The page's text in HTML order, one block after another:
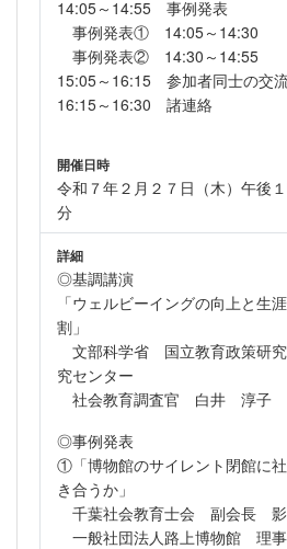
14:05～14:55 事例発表
事例発表① 14:05～14:30
事例発表② 14:30～14:55
15:05～16:15 参加者同士の交
16:15～16:30 諸連絡
開催日時
令和７年２月２７日（木）午後
分
詳細
◎基調講演
「ウェルビーイングの向上と生
割」
文部科学省 国立教育政策研
究センター
社会教育調査官 白井 淳子
◎事例発表
①「博物館のサイレント閉館に
き合うか」
千葉社会教育士会 副会長
一般社団法人路上博物館